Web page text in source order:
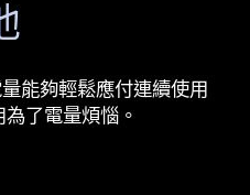
量能夠輕鬆應付連續使用
了電量煩惱。